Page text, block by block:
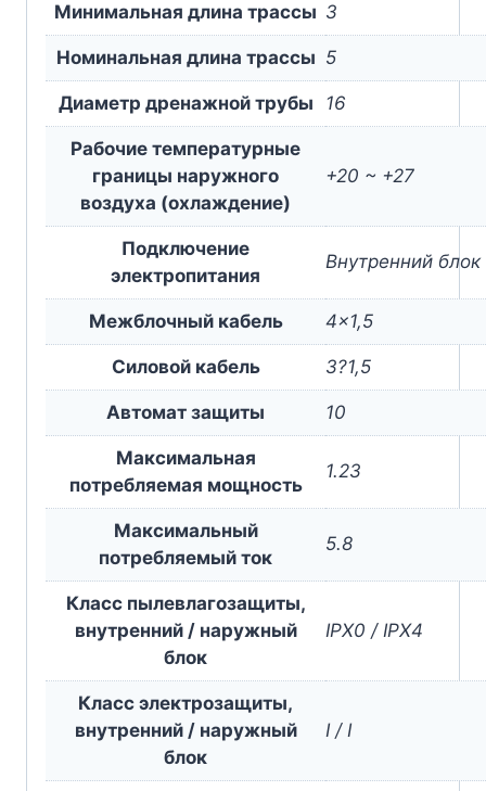
Минимальная длина трассы 3
Номинальная длина трассы 5
Диаметр дренажной трубы 16
Рабочие температурные
границы наружного
воздуха (охлаждение)
+20 ~ +27
Подключение
электропитания
Внутренний блок
Межблочный кабель 4×1,5
Силовой кабель 3?1,5
Автомат защиты 10
Максимальная
потребляемая мощность
1.23
Максимальный
потребляемый ток
5.8
Класс пылевлагозащиты,
внутренний / наружный
блок
IPX0 / IPX4
Класс электрозащиты,
внутренний / наружный
блок
I / I